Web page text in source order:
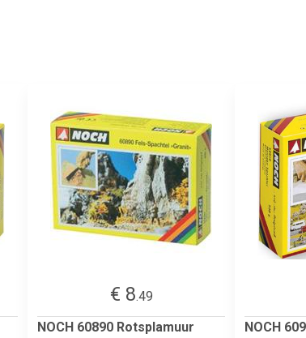
€ 8.49
NOCH 60890 Rotsplamuur
NOCH